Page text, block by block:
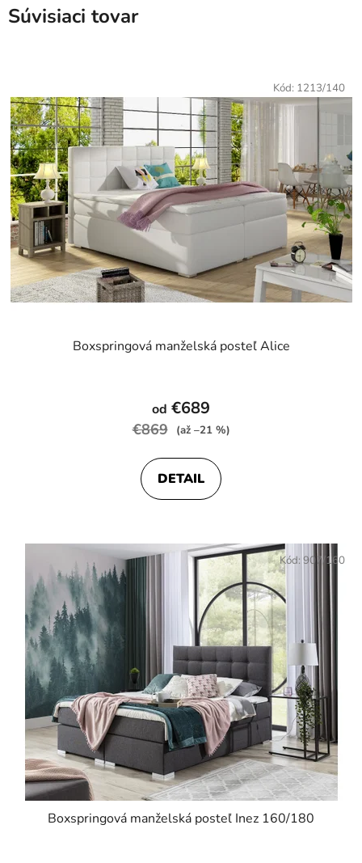
Súvisiaci tovar
Boxspringová manželská posteľ Alice
hodnotenie
produktu
z
od €689
€869 (až –21 %)
DETAIL
Kód: 1213/140
Boxspringová manželská posteľ Inez 160/180
Kód: 907/160